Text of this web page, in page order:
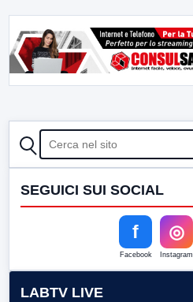
CERCA
SEGUICI SUI SOCIAL
f
Facebook
◎
Instagram
LABTV LIVE